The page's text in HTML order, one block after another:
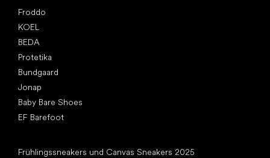
Froddo
KOEL
BEDA
Protetika
Bundgaard
Jonap
Baby Bare Shoes
EF Barefoot
Frühlingssneakers und Canvas Sneakers 2025